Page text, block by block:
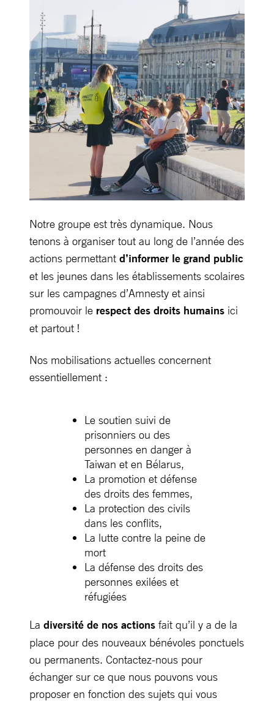
Notre groupe est très dynamique. Nous
tenons à organiser tout au long de l’année des
actions permettant d’informer le grand public
et les jeunes dans les établissements scolaires
sur les campagnes d’Amnesty et ainsi
promouvoir le respect des droits humains ici
et partout !
Nos mobilisations actuelles concernent
essentiellement :
Le soutien suivi de
prisonniers ou des
personnes en danger à
Taiwan et en Bélarus,
La promotion et défense
des droits des femmes,
La protection des civils
dans les conflits,
La lutte contre la peine de
mort
La défense des droits des
personnes exilées et
réfugiées
La diversité de nos actions fait qu’il y a de la
place pour des nouveaux bénévoles ponctuels
ou permanents. Contactez-nous pour
échanger sur ce que nous pouvons vous
proposer en fonction des sujets qui vous